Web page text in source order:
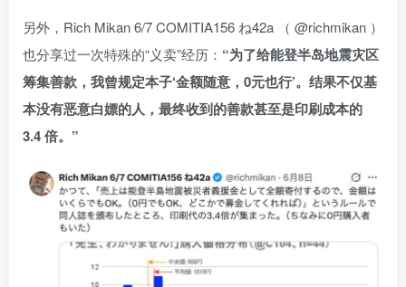
另外，Rich Mikan 6/7 COMITIA156 ね42a （ @richmikan ）
也分享过一次特殊的“义卖”经历： “为了给能登半岛地震灾区
筹集善款，我曾规定本子‘金额随意，0元也行’。结果不仅基
本没有恶意白嫖的人，最终收到的善款甚至是印刷成本的
3.4 倍。”